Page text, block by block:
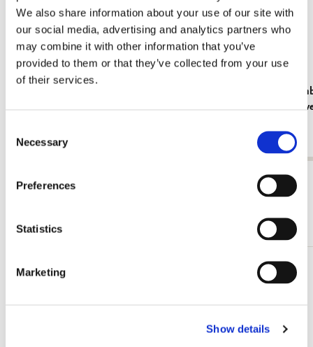
We also share information about your use of our site with
our social media, advertising and analytics partners who
may combine it with other information that you’ve
provided to them or that they’ve collected from your use
of their services.
Selection
Necessary
Preferences
Statistics
Marketing
Show details
Cremer in
€ 9,99
Alle anzeigen von Cadeau voor haar